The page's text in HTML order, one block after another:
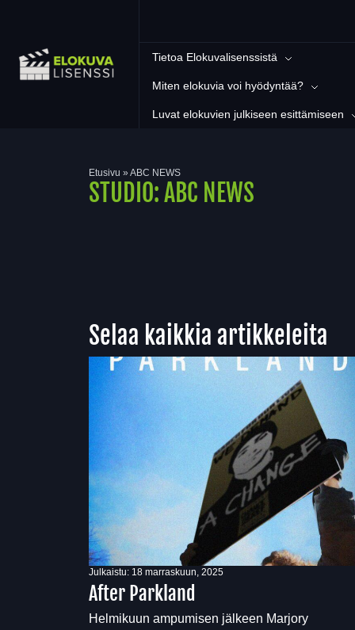
Tietoa Elokuvalisenssistä
Miten elokuvia voi hyödyntää?
Luvat elokuvien julkiseen esittämiseen
Etusivu » ABC NEWS
STUDIO:ABC NEWS
Selaa kaikkia artikkeleita
Julkaistu: 18 marraskuun, 2025
After Parkland
Helmikuun ampumisen jälkeen Marjory